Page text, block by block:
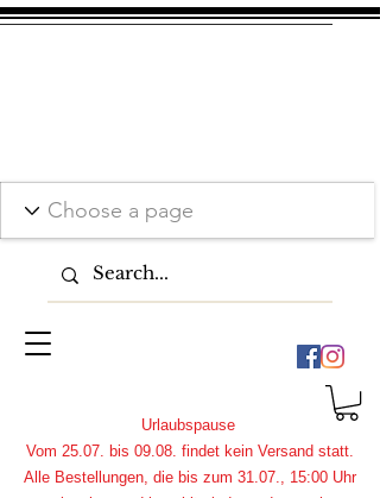
Urlaubspause
Vom 25.07. bis 09.08. findet kein Versand statt.
Alle Bestellungen, die bis zum 31.07., 15:00 Uhr